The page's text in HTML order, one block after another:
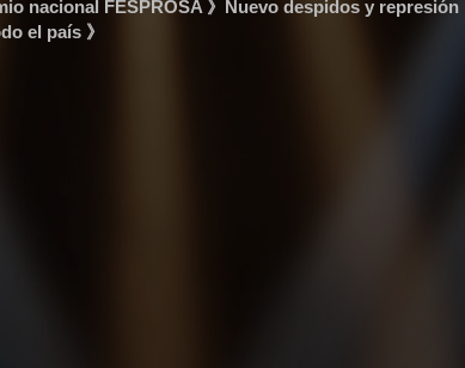
nacional FESPROSA 》Nuevo despidos y represión
el país 》